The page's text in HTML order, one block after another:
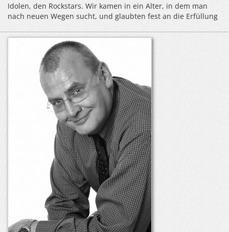
Idolen, den Rockstars. Wir kamen in ein Alter, in dem man
nach neuen Wegen sucht, und glaubten fest an die Erfüllung